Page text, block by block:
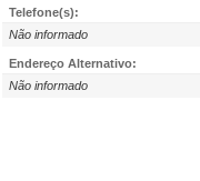
Telefone(s):
Não informado
Endereço Alternativo:
Não informado